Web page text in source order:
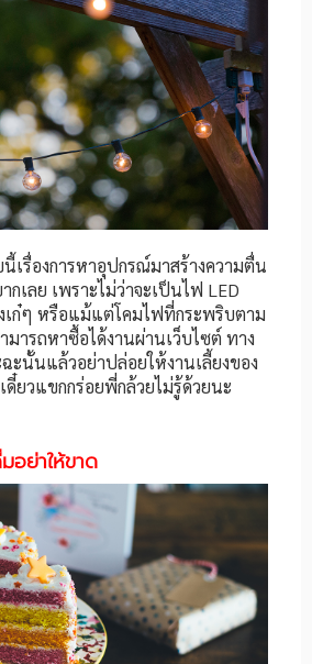
รื่องการหาอุปกรณ์มาสร้างความตื่น
กเลย เพราะไม่ว่าจะเป็นไฟ LED
เก๋ๆ หรือแม้แต่โคมไฟที่กระพริบตาม
มารถหาซื้อได้งานผ่านเว็บไซต์ ทาง
ะนั้นแล้วอย่าปล่อยให้งานเลี้ยงของ
ยวแขกกร่อยพี่กล้วยไม่รู้ด้วยนะ
อย่าให้ขาด